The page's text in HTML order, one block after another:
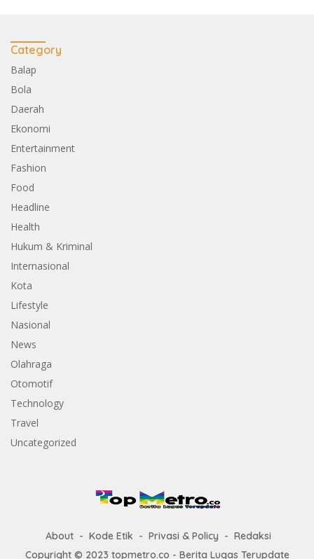
Category
Balap
Bola
Daerah
Ekonomi
Entertainment
Fashion
Food
Headline
Health
Hukum & Kriminal
Internasional
Kota
Lifestyle
Nasional
News
Olahraga
Otomotif
Technology
Travel
Uncategorized
About Kode Etik Privasi & Policy
Redaksi
Copyright © 2023 topmetro.co - Berita Lugas Terupdate